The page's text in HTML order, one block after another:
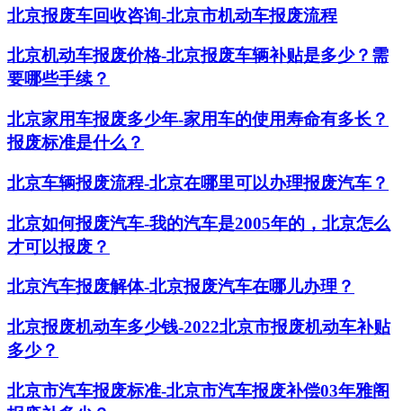
北京报废车回收咨询-北京市机动车报废流程
北京机动车报废价格-北京报废车辆补贴是多少？需
要哪些手续？
北京家用车报废多少年-家用车的使用寿命有多长？
报废标准是什么？
北京车辆报废流程-北京在哪里可以办理报废汽车？
北京如何报废汽车-我的汽车是2005年的，北京怎么
才可以报废？
北京汽车报废解体-北京报废汽车在哪儿办理？
北京报废机动车多少钱-2022北京市报废机动车补贴
多少？
北京市汽车报废标准-北京市汽车报废补偿03年雅阁